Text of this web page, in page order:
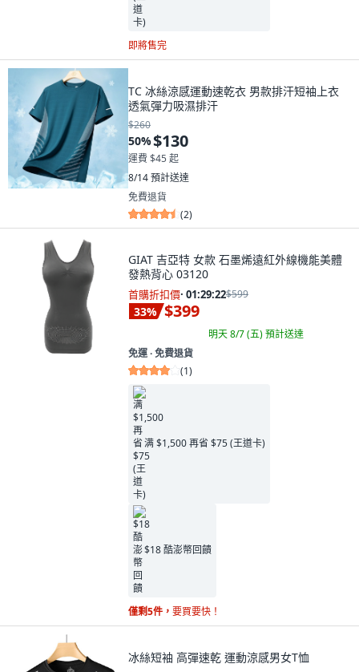
即將售完
TC 冰絲涼感運動速乾衣 男款排汗短袖上衣
透氣彈力吸濕排汗
$260
50%$130
運費 $45 起
8/14預計送達
免費退貨
(2)
GIAT 吉亞特 女款 石墨烯遠紅外線機能美體
發熱背心 03120
首購折扣價· 01:29:21$599
33% $399
明天 8/7 (五)預計送達
免運 ∙ 免費退貨
(1)
满 $1,500 再省 $75 (王道卡)
$18 酷澎幣回饋
僅剩5件， 要買要快！
冰絲短袖 高彈速乾 運動涼感男女T恤